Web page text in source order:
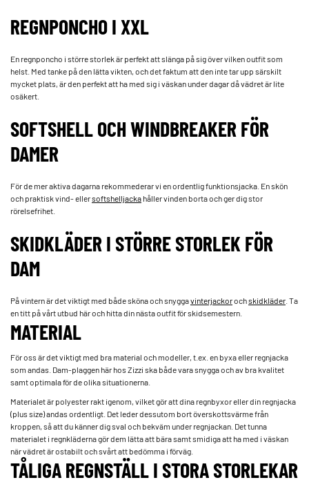
REGNPONCHO I XXL
En regnponcho i större storlek är perfekt att slänga på sig över vilken outfit som
helst. Med tanke på den lätta vikten, och det faktum att den inte tar upp särskilt
mycket plats, är den perfekt att ha med sig i väskan under dagar då vädret är lite
osäkert.
SOFTSHELL OCH WINDBREAKER FÖR
DAMER
För de mer aktiva dagarna rekommederar vi en ordentlig funktionsjacka. En skön
och praktisk vind- ellersoftshelljackahåller vinden borta och ger dig stor
rörelsefrihet.
SKIDKLÄDER I STÖRRE STORLEK FÖR
DAM
På vintern är det viktigt med både sköna och snygga­­vinterjackor­ och­­skidkläder . Ta
en titt på vårt utbud här och hitta din nästa outfit för skidsemestern.
MATERIAL
För oss är det viktigt med bra material och modeller, t.ex. en byxa eller regnjacka
som andas. Dam-plaggen här hos Zizzi ska både vara snygga och av bra kvalitet
samt optimala för de olika situationerna.
Materialet är polyester rakt igenom, vilket gör att dina regnbyxor eller din regnjacka
(plus size) andas ordentligt. Det leder dessutom bort överskottsvärme från
kroppen, så att du känner dig sval och bekväm under regnjackan. Det tunna
materialet i regnkläderna gör dem lätta att bära samt smidiga att ha med i väskan
när vädret är ostabilt och svårt att bedömma i förväg.
TÅLIGA REGNSTÄLL I STORA STORLEKAR